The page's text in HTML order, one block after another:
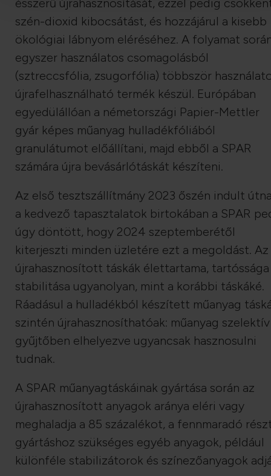
ésszerű újrahasznosítását, ezzel pedig
szén-dioxid kibocsátást, és hozzájárul a kisebb
ökológiai lábnyom eléréséhez. A folyamat
egyszer használatos csomagolásból
(sztreccsfólia, zsugorfólia) többször
újrafelhasználható termék készül. Európában
egyedülállóan a németországi Papier-Mettler
gyár képes műanyag hulladékfóliából
granulátumot előállítani, majd ebből a SPAR
számára újra bevásárlótáskát készíteni.
Az első tesztszállítmány 2023 őszén indult
a kedvező tapasztalatok birtokában a SPAR
úgy döntött, hogy 2024 szeptemberétől
kiterjeszti minden üzletére ezt a megoldást. Az
újrahasznosított táskák élettartama, tartóssága
stabilitása ugyanolyan, mint a korábbi táskáké.
Ráadásul a hulladékból készített műanyag
szintén újrahasznosíthatóak: műanyag szelektív
gyűjtőben elhelyezve ugyancsak hasznosulni
tudnak.
A SPAR műanyagtáskáinak gyártása során az
újrahasznosított anyagok aránya eléri vagy
meghaladja a 85 százalékot, a fennmaradó
gyártáshoz szükséges egyéb anyagok, például
különféle stabilizátorok és színezőanyagok